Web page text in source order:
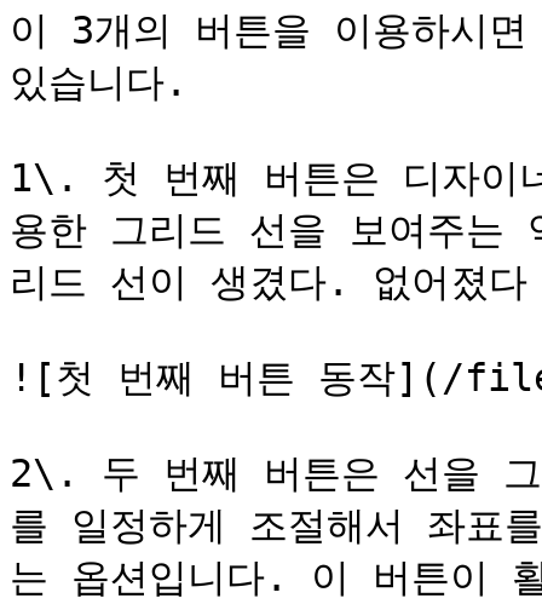
이 3개의 버튼을 이용하시
있습니다.
1\. 첫 번째 버튼은 디자이
용한 그리드 선을 보여주는
리드 선이 생겼다. 없어졌
![첫 번째 버튼 동작](/
2\. 두 번째 버튼은 선을
를 일정하게 조절해서 좌표
는 옵션입니다. 이 버튼이